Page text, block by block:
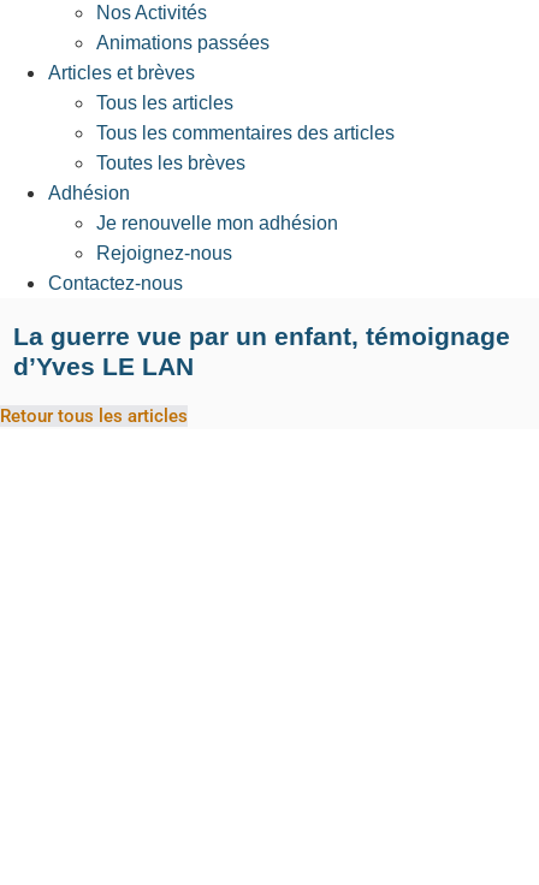
Nos Activités
Animations passées
Articles et brèves
Tous les articles
Tous les commentaires des articles
Toutes les brèves
Adhésion
Je renouvelle mon adhésion
Rejoignez-nous
Contactez-nous
La guerre vue par un enfant, témoignage
d’Yves LE LAN
Retour tous les articles